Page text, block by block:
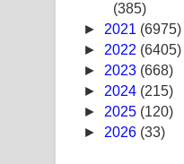
Pa
Akahe
(385)
► 2021 (6975)
► 2022 (6405)
► 2023 (668)
► 2024 (215)
► 2025 (120)
► 2026 (33)